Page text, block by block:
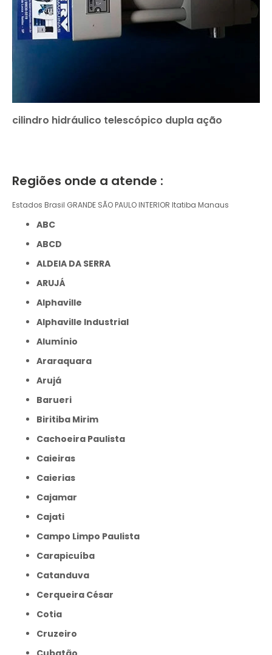
cilindro hidráulico telescópico dupla ação
Regiões onde a atende :
Estados Brasil GRANDE SÃO PAULO INTERIOR Itatiba Manaus
ABC
ABCD
ALDEIA DA SERRA
ARUJÁ
Alphaville
Alphaville Industrial
Alumínio
Araraquara
Arujá
Barueri
Biritiba Mirim
Cachoeira Paulista
Caieiras
Caierias
Cajamar
Cajati
Campo Limpo Paulista
Carapicuíba
Catanduva
Cerqueira César
Cotia
Cruzeiro